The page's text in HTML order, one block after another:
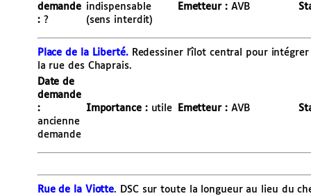
demande
: ?
indispensable
(sens interdit)
Emetteur :AVB
Place de la Liberté.Redessiner l’îlot central pour
la rue des Chaprais.
Date de
demande
:
ancienne
demande
Importance : utile Emetteur :AVB
Rue de la Viotte. DSC sur toute la longueur au lieu du